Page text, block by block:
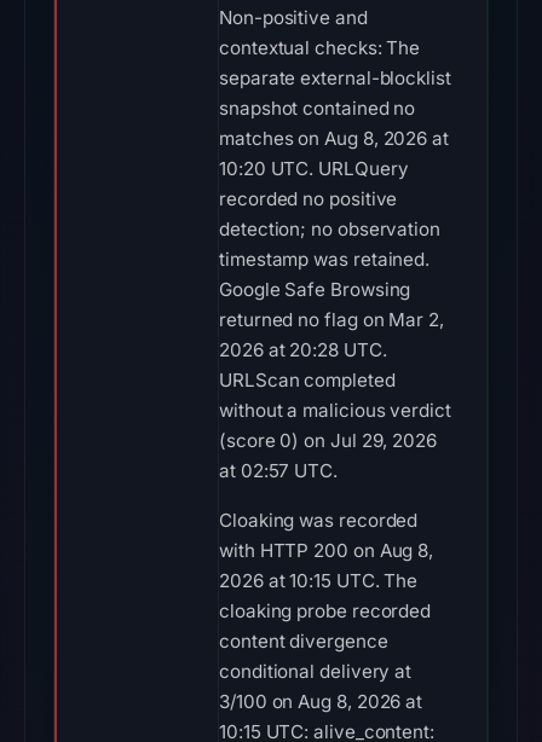
Non-positive and
contextual checks: The
separate external-blocklist
snapshot contained no
matches on Aug 8, 2026 at
10:20 UTC. URLQuery
recorded no positive
detection; no observation
timestamp was retained.
Google Safe Browsing
returned no flag on Mar 2,
2026 at 20:28 UTC.
URLScan completed
without a malicious verdict
(score 0) on Jul 29, 2026
at 02:57 UTC.
Cloaking was recorded
with HTTP 200 on Aug 8,
2026 at 10:15 UTC. The
cloaking probe recorded
content divergence
conditional delivery at
3/100 on Aug 8, 2026 at
10:15 UTC: alive_content: